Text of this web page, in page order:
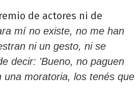
de actores ni de
mí no existe, no me han
ni un gesto, ni se
decir: 'Bueno, no paguen
moratoria, los tenés que